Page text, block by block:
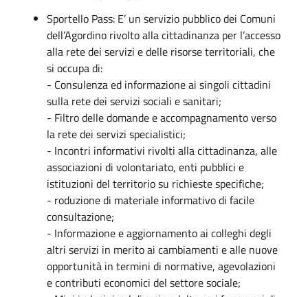
Sportello Pass: E’ un servizio pubblico dei Comuni
dell’Agordino rivolto alla cittadinanza per l’accesso
alla rete dei servizi e delle risorse territoriali, che
si occupa di:
- Consulenza ed informazione ai singoli cittadini
sulla rete dei servizi sociali e sanitari;
- Filtro delle domande e accompagnamento verso
la rete dei servizi specialistici;
- Incontri informativi rivolti alla cittadinanza, alle
associazioni di volontariato, enti pubblici e
istituzioni del territorio su richieste specifiche;
- roduzione di materiale informativo di facile
consultazione;
- Informazione e aggiornamento ai colleghi degli
altri servizi in merito ai cambiamenti e alle nuove
opportunità in termini di normative, agevolazioni
e contributi economici del settore sociale;